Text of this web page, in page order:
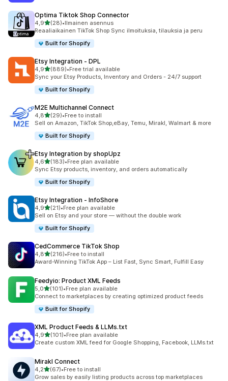
Optima Tiktok Shop Connector
4,9/ 5 tähteä
(28)
28 arvostelua yhteensä
•Ilmainen asennus
Reaaliaikainen TikTok Shop Sync ilmoituksia, tilauksia ja peru
Built for Shopify
Etsy Integration ‑ DPL
4,9/ 5 tähteä
(889)
889 arvostelua yhteensä
•Free trial available
Sync your Etsy Products, Inventory and Orders - 24/7 support
Built for Shopify
M2E Multichannel Connect
4,8/ 5 tähteä
(29)
29 arvostelua yhteensä
•Free to install
Sell on Amazon, TikTok Shop,eBay, Temu, Mirakl, Walmart & more
Built for Shopify
Etsy Integration by shopUpz
4,6/ 5 tähteä
(183)
183 arvostelua yhteensä
•Free plan available
Sync Etsy products, inventory, and orders automatically
Built for Shopify
Etsy Integration ‑ InfoShore
4,9/ 5 tähteä
(21)
21 arvostelua yhteensä
•Free plan available
Sell on Etsy and your store — without the double work
Built for Shopify
CedCommerce TikTok Shop
4,8/ 5 tähteä
(216)
216 arvostelua yhteensä
•Free to install
Award-Winning TikTok App – List Fast, Sync Smart, Fulfill Easy
Feedyio: Product XML Feeds
5,0/ 5 tähteä
(101)
101 arvostelua yhteensä
•Free plan available
Connect to marketplaces by creating optimized product feeds
Built for Shopify
XML Product Feeds & LLMs.txt
4,9/ 5 tähteä
(101)
101 arvostelua yhteensä
•Free plan available
Create custom XML feed for Google Shopping, Facebook, LLMs.txt
Mirakl Connect
4,2/ 5 tähteä
(67)
67 arvostelua yhteensä
•Free to install
Grow sales by easily listing products across top marketplaces